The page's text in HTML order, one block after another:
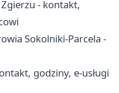
- kontakt,
Sokolniki-Parcela -
godziny, e-usługi